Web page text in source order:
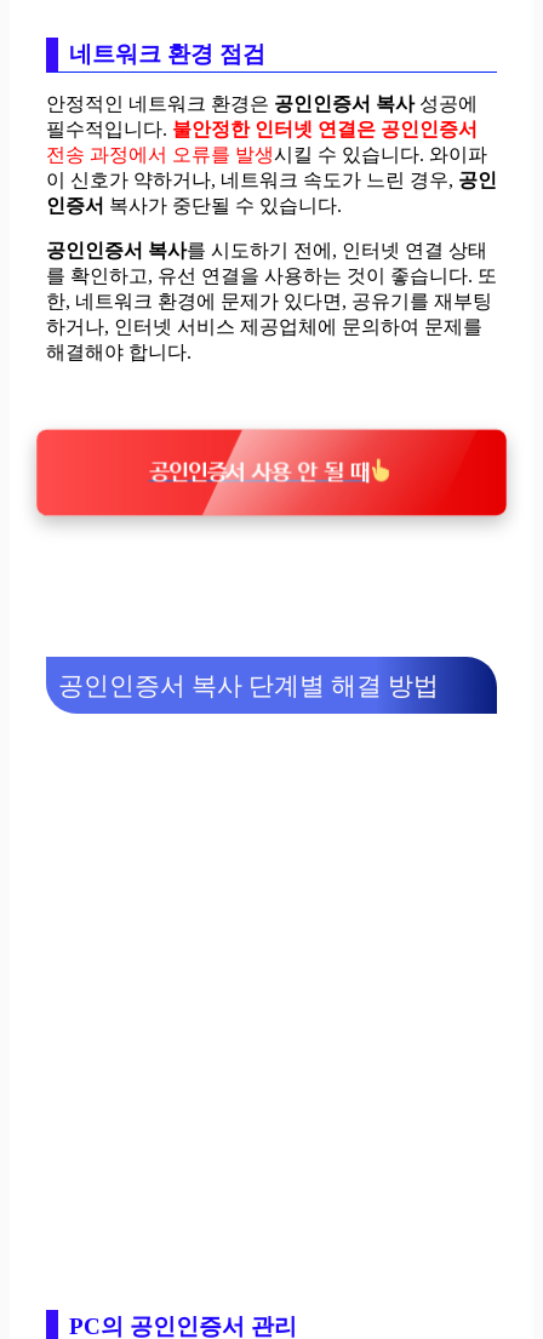
네트워크 환경 점검
안정적인 네트워크 환경은 공인인증서 복사성공에
필수적입니다. 불안정한 인터넷 연결은 공인인증서
전송 과정에서 오류를 발생시킬 수 있습니다. 와이파
이 신호가 약하거나, 네트워크 속도가 느린 경우, 공인
인증서 복사가 중단될 수 있습니다.
공인인증서 복사를 시도하기 전에, 인터넷 연결 상태
를 확인하고, 유선 연결을 사용하는 것이 좋습니다. 또
한, 네트워크 환경에 문제가 있다면, 공유기를 재부팅
하거나, 인터넷 서비스 제공업체에 문의하여 문제를
해결해야 합니다.
공인인증서 사용 안 될 때
공인인증서 복사 단계별 해결 방법
PC의 공인인증서 관리